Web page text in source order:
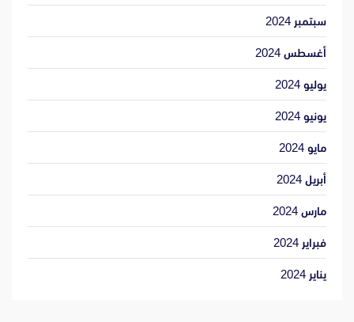
سبتمبر 2024
أغسطس 2024
يوليو 2024
يونيو 2024
مايو 2024
أبريل 2024
مارس 2024
فبراير 2024
يناير 2024